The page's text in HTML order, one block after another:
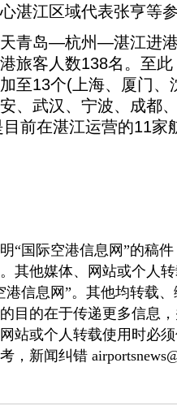
湛江区域代表张亨等
岛—杭州—湛江进港
旅客人数138名。至此
至13个(上海、厦门、
、武汉、宁波、成都
前在湛江运营的11家
国际空港信息网”的稿件
其他媒体、网站或个人
港信息网”。其他均转载
目的在于传递更多信息
站或个人转载使用时必
，新闻纠错